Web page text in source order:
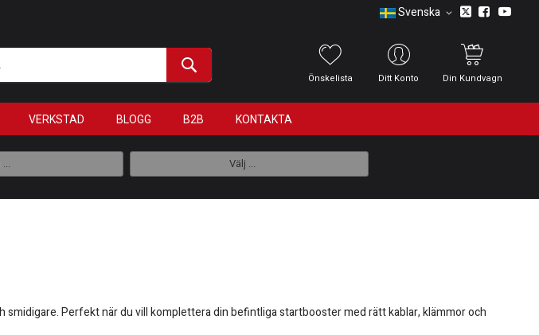
Svenska
Önskelista Ditt Konto Din Kundvagn
VERKSTAD BLOGG B2B KONTAKTA
Välj ...
Perfekt när du vill komplettera din befintliga startbooster med rätt kablar, klämmor och